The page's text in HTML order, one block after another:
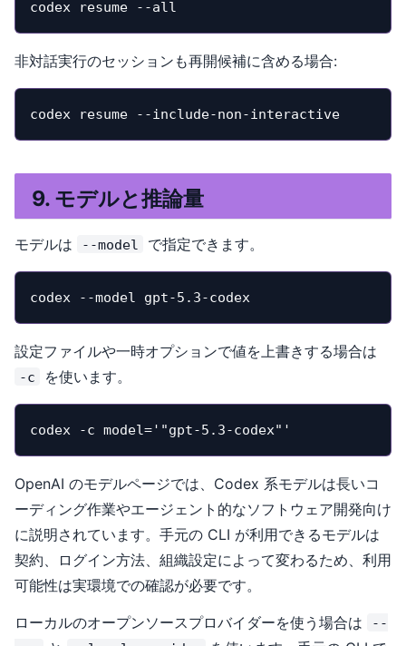
codex resume --all
非対話実行のセッションも再開候補に含める場合:
codex resume --include-non-interactive
9. モデルと推論量
モデルは --model で指定できます。
codex --model gpt-5.3-codex
設定ファイルや一時オプションで値を上書きする場合は
-c を使います。
codex -c model='"gpt-5.3-codex"'
OpenAI のモデルページでは、Codex 系モデルは長いコ
ーディング作業やエージェント的なソフトウェア開発向け
に説明されています。手元の CLI が利用できるモデルは
契約、ログイン方法、組織設定によって変わるため、利用
可能性は実環境での確認が必要です。
ローカルのオープンソースプロバイダーを使う場合は
--